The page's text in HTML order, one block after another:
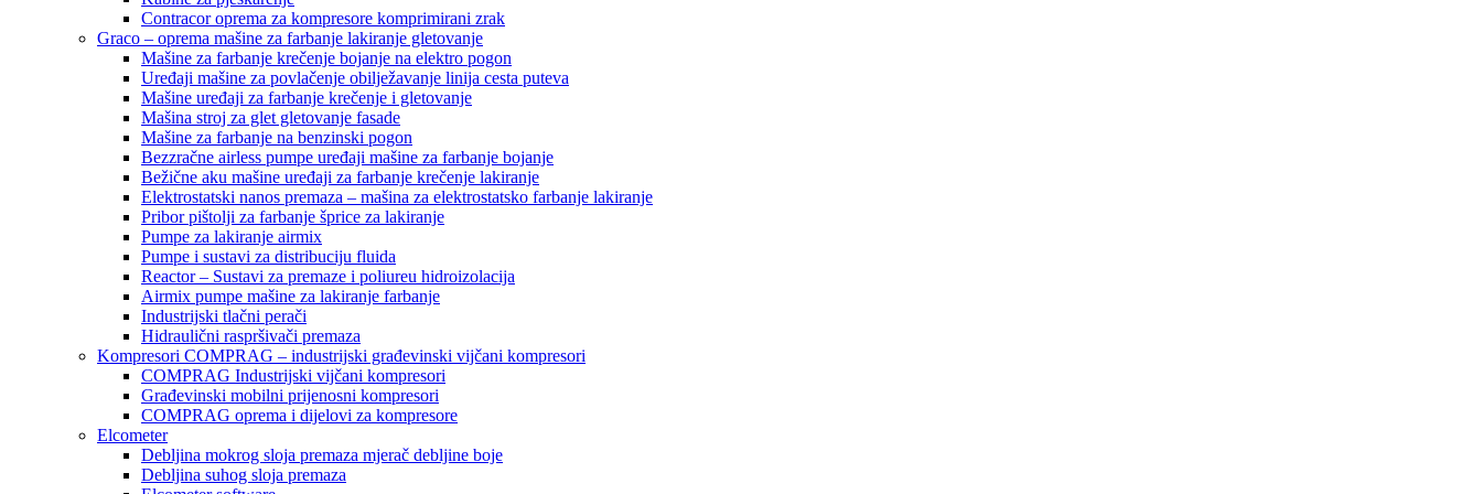
Contracor oprema za kompresore komprimirani zrak
Graco – oprema mašine za farbanje lakiranje gletovanje
Mašine za farbanje krečenje bojanje na elektro pogon
Uređaji mašine za povlačenje obilježavanje linija cesta puteva
Mašine uređaji za farbanje krečenje i gletovanje
Mašina stroj za glet gletovanje fasade
Mašine za farbanje na benzinski pogon
Bezzračne airless pumpe uređaji mašine za farbanje bojanje
Bežične aku mašine uređaji za farbanje krečenje lakiranje
Elektrostatski nanos premaza – mašina za elektrostatsko farbanje lakiranje
Pribor pištolji za farbanje šprice za lakiranje
Pumpe za lakiranje airmix
Pumpe i sustavi za distribuciju fluida
Reactor – Sustavi za premaze i poliureu hidroizolacija
Airmix pumpe mašine za lakiranje farbanje
Industrijski tlačni perači
Hidraulični raspršivači premaza
Kompresori COMPRAG – industrijski građevinski vijčani kompresori
COMPRAG Industrijski vijčani kompresori
Građevinski mobilni prijenosni kompresori
COMPRAG oprema i dijelovi za kompresore
Elcometer
Debljina mokrog sloja premaza mjerač debljine boje
Debljina suhog sloja premaza